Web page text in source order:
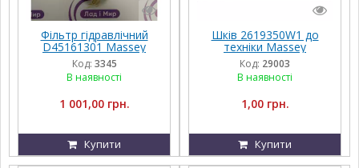
Фільтр гідравлічний
D45161301 Massey
Ferguson
Код: 3345
В наявності
1 001,00 грн.
Купити
Шків 2619350W1 до
техніки Massey
Ferguson, FENDT,
Challenger, Agco Parts
Код: 29003
В наявності
1,00 грн.
Купити